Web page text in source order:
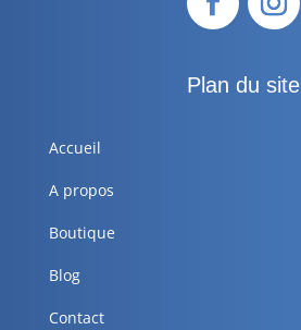
Plan du site
Accueil
A propos
Boutique
Blog
Contact